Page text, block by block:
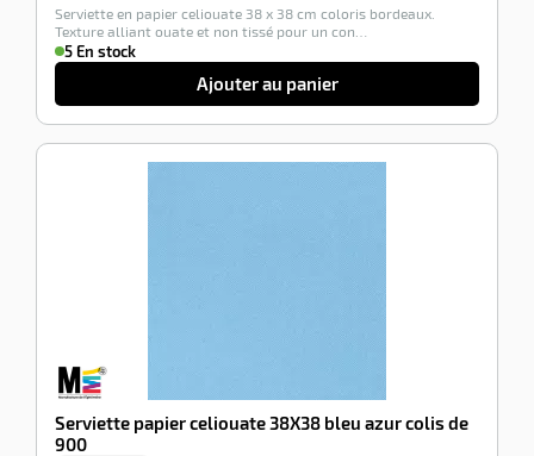
HT
Serviette en papier celiouate 38 x 38 cm coloris bordeaux.
Texture alliant ouate et non tissé pour un con…
5 En stock
Ajouter au panier
Serviette papier celiouate 38X38 bleu azur colis de
900